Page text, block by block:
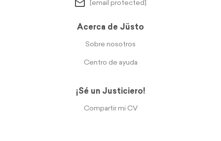
[email protected]
Acerca de Jüsto
Sobre nosotros
Centro de ayuda
¡Sé un Justiciero!
Compartir mi CV